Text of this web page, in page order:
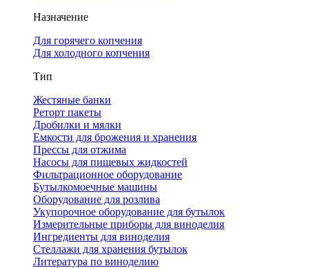
Назначение
Для горячего копчения
Для холодного копчения
Тип
Жестяные банки
Реторт пакеты
Дробилки и мялки
Емкости для брожения и хранения
Прессы для отжима
Насосы для пищевых жидкостей
Фильтрационное оборудование
Бутылкомоечные машины
Оборудование для розлива
Укупорочное оборудование для бутылок
Измерительные приборы для виноделия
Ингредиенты для виноделия
Стеллажи для хранения бутылок
Литература по виноделию